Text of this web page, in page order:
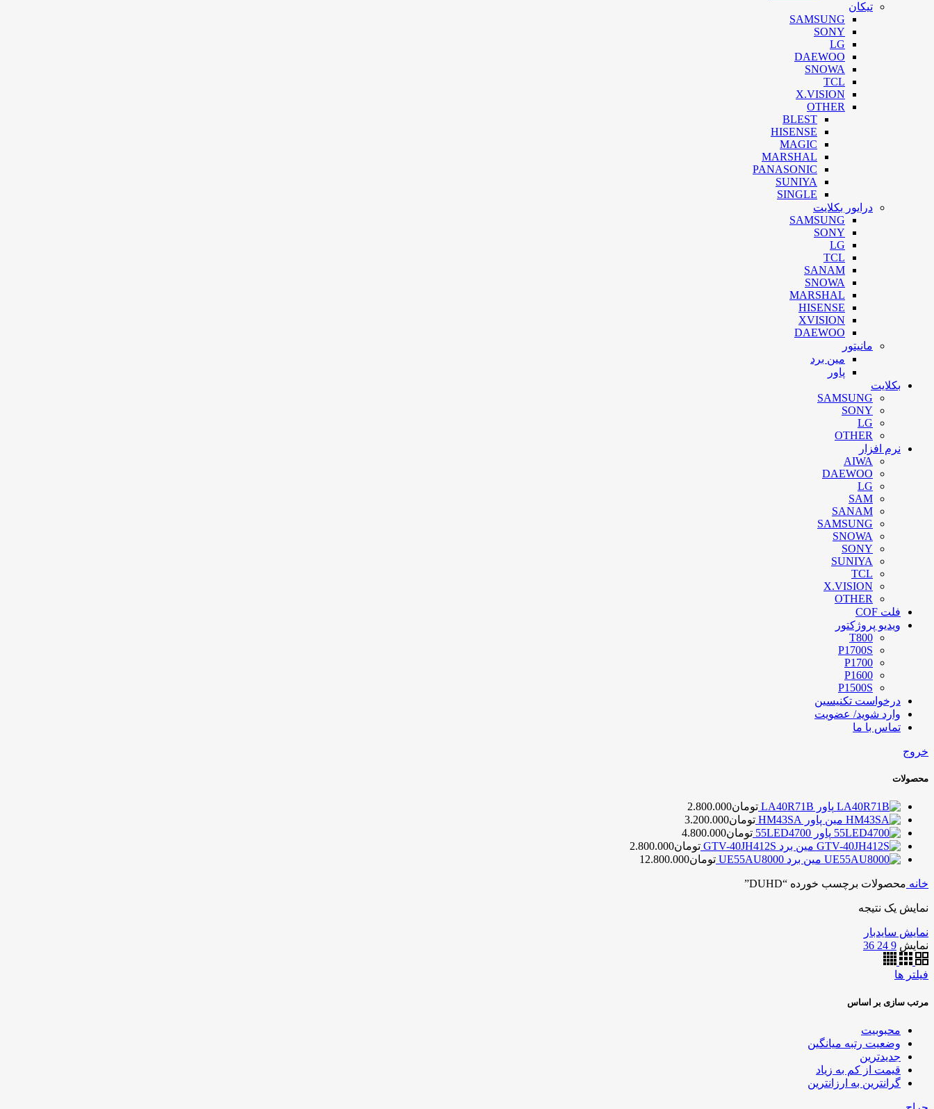
تیکان
SAMSUNG
SONY
LG
DAEWOO
SNOWA
TCL
X.VISION
OTHER
BLEST
HISENSE
MAGIC
MARSHAL
PANASONIC
SUNIYA
SINGLE
درایور بکلایت
SAMSUNG
SONY
LG
TCL
SANAM
SNOWA
MARSHAL
HISENSE
XVISION
DAEWOO
مانیتور
مین برد
پاور
بکلایت
SAMSUNG
SONY
LG
OTHER
نرم افزار
AIWA
DAEWOO
LG
SAM
SANAM
SAMSUNG
SNOWA
SONY
SUNIYA
TCL
X.VISION
OTHER
فلت COF
ویدیو پروژکتور
T800
P1700S
P1700
P1600
P1500S
درخواست تکنیسین
وارد شوید/ عضویت
تماس با ما
خروج
محصولات
پاور LA40R71B تومان2.800.000
مین پاور HM43SA
تومان3.200.000
پاور 55LED4700
تومان4.800.000
مین برد GTV-40JH412S
تومان2.800.000
مین برد UE55AU8000
تومان12.800.000
خانه محصولات برچسب خورده “DUHD”
نمایش یک نتیجه
نمایش سایدبار
نمایش 9
24
36
فیلتر ها
مرتب سازی بر اساس
محبوبیت
وضعیت رتبه میانگین
جدیدترین
قیمت از کم به زیاد
گرانترین به ارزانترین